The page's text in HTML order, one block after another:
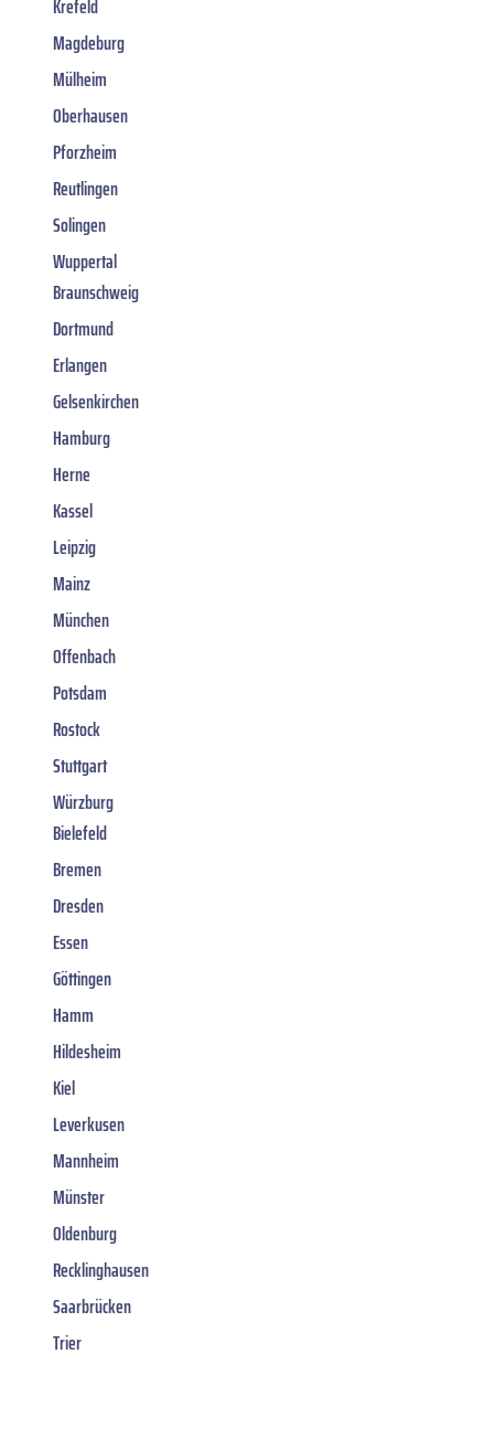
Krefeld
Magdeburg
Mülheim
Oberhausen
Pforzheim
Reutlingen
Solingen
Wuppertal
Braunschweig
Dortmund
Erlangen
Gelsenkirchen
Hamburg
Herne
Kassel
Leipzig
Mainz
München
Offenbach
Potsdam
Rostock
Stuttgart
Würzburg
Bielefeld
Bremen
Dresden
Essen
Göttingen
Hamm
Hildesheim
Kiel
Leverkusen
Mannheim
Münster
Oldenburg
Recklinghausen
Saarbrücken
Trier